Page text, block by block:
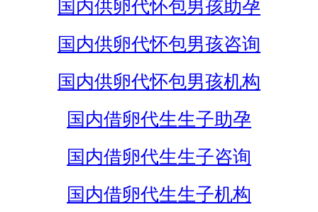
国内供卵代怀包男孩助孕
国内供卵代怀包男孩咨询
国内供卵代怀包男孩机构
国内借卵代生生子助孕
国内借卵代生生子咨询
国内借卵代生生子机构